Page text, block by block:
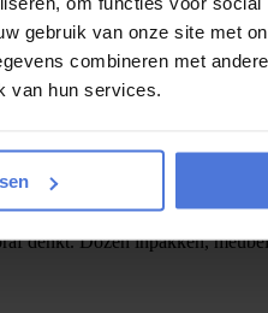
gebruik van onze site met
combineren met
van hun services.
periode kon u via Magic
denkt. Dozen inpakken,